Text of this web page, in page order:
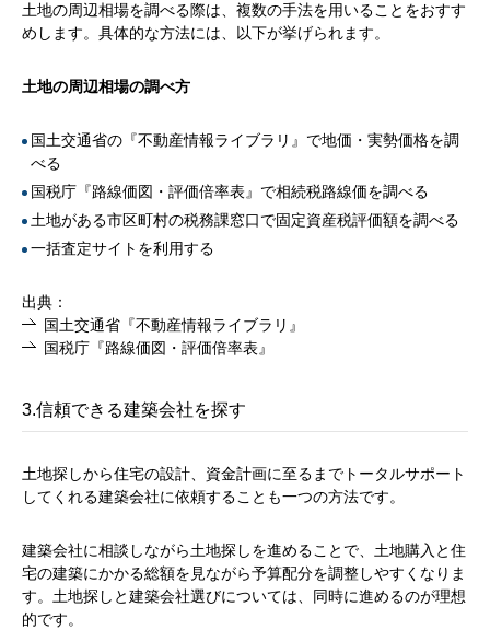
土地の周辺相場を調べる際は、複数の手法を用いることをおすす
めします。具体的な方法には、以下が挙げられます。
土地の周辺相場の調べ方
国土交通省の『不動産情報ライブラリ』で地価・実勢価格を調
べる
国税庁『路線価図・評価倍率表』で相続税路線価を調べる
土地がある市区町村の税務課窓口で固定資産税評価額を調べる
一括査定サイトを利用する
出典：
国土交通省『不動産情報ライブラリ』
国税庁『路線価図・評価倍率表』
3.信頼できる建築会社を探す
土地探しから住宅の設計、資金計画に至るまでトータルサポート
してくれる建築会社に依頼することも一つの方法です。
建築会社に相談しながら土地探しを進めることで、土地購入と住
宅の建築にかかる総額を見ながら予算配分を調整しやすくなりま
す。土地探しと建築会社選びについては、同時に進めるのが理想
的です。